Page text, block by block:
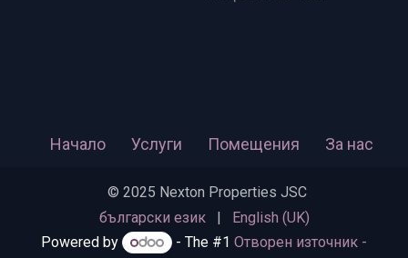
Начало Услуги Помещения За нас
​​​ © 2025 Nexton Properties JSC
български език
|
English (UK)
Powered by
- The #1 Отворен източник -